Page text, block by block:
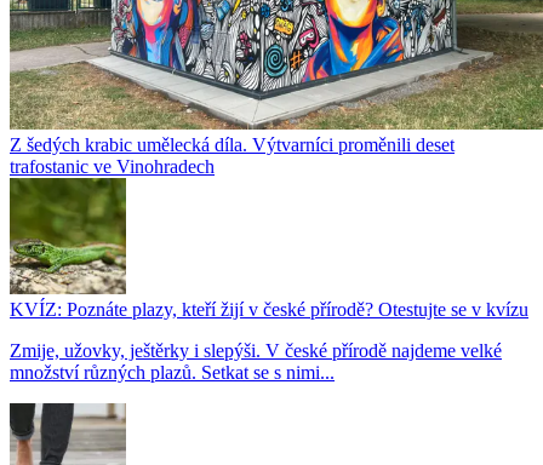
Z šedých krabic umělecká díla. Výtvarníci proměnili deset
trafostanic ve Vinohradech
KVÍZ: Poznáte plazy, kteří žijí v české přírodě? Otestujte se v kvízu
Zmije, užovky, ještěrky i slepýši. V české přírodě najdeme velké
množství různých plazů. Setkat se s nimi...